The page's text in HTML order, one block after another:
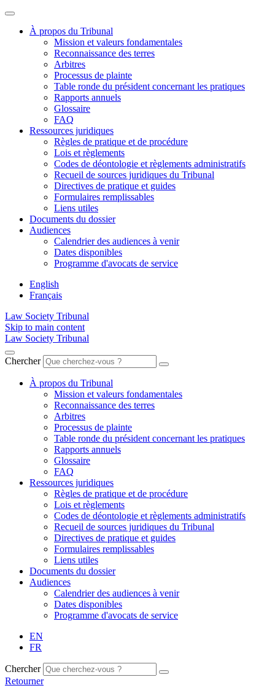
À propos du Tribunal
Mission et valeurs fondamentales
Reconnaissance des terres
Arbitres
Processus de plainte
Table ronde du président concernant les pratiques
Rapports annuels
Glossaire
FAQ
Ressources juridiques
Règles de pratique et de procédure
Lois et règlements
Codes de déontologie et règlements administratifs
Recueil de sources juridiques du Tribunal
Directives de pratique et guides
Formulaires remplissables
Liens utiles
Documents du dossier
Audiences
Calendrier des audiences à venir
Dates disponibles
Programme d'avocats de service
English
Français
Law Society Tribunal
Skip to main content
Law Society Tribunal
Chercher
À propos du Tribunal
Mission et valeurs fondamentales
Reconnaissance des terres
Arbitres
Processus de plainte
Table ronde du président concernant les pratiques
Rapports annuels
Glossaire
FAQ
Ressources juridiques
Règles de pratique et de procédure
Lois et règlements
Codes de déontologie et règlements administratifs
Recueil de sources juridiques du Tribunal
Directives de pratique et guides
Formulaires remplissables
Liens utiles
Documents du dossier
Audiences
Calendrier des audiences à venir
Dates disponibles
Programme d'avocats de service
EN
FR
Chercher
Retourner